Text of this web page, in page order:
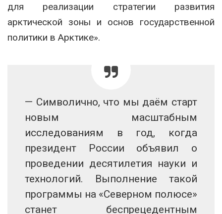
для реализации стратегии развития
арктической зоны и основ государственной
политики в Арктике».
— Символично, что мы даём старт
новым масштабным
исследованиям в год, когда
президент России объявил о
проведении десятилетия науки и
технологий. Выполнение такой
программы на «Северном полюсе»
станет беспрецедентным